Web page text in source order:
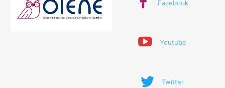
Facebook
Youtube
Twitter